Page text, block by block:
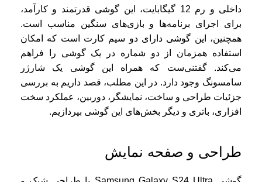
داخلی و رم 12 گیگابایت، این گوشی قدرتمند و کارآمد،
برای اجرای برنامه‌ها و بازی‌های سنگین مناسب است.
همچنین، این گوشی دارای دو سیم کارت است که امکان
استفاده همزمان از دو شماره در یک گوشی را فراهم
می‌کند. گفتنی‌ست که همراه این گوشی یک شارژر
سامسونگ وجود دارد. در این مطلب، قصد داریم به بررسی
جزئیات طراحی و ساخت، نمایشگر، دوربین، عملکرد سخت
افزاری، باتری و دیگر بخش‌های این گوشی بپردازیم.
طراحی و صفحه نمایش